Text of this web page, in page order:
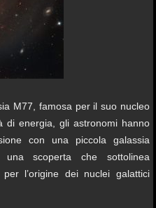
M77, famosa per il suo nucleo
di energia, gli astronomi hanno
con una piccola galassia
scoperta che sottolinea
l’origine dei nuclei galattici